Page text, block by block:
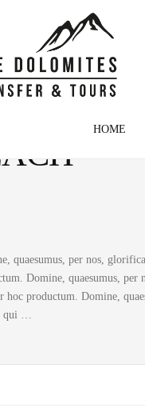
HOME
quaesumus, per nos,
Domine, quaesumus, per
hoc productum. Domine,
qui …